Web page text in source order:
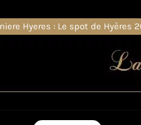
Hyeres : Le spot de Hyères